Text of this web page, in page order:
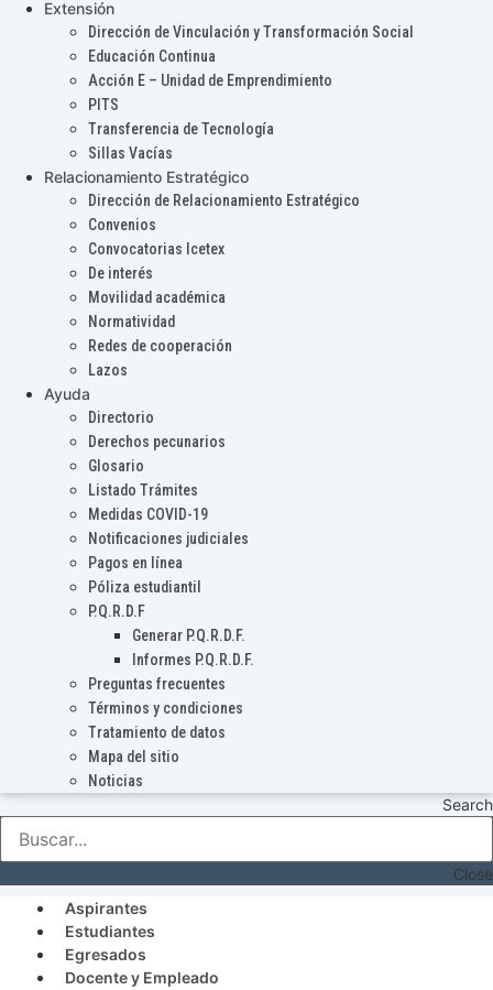
Extensión
Dirección de Vinculación y Transformación Social
Educación Continua
Acción E – Unidad de Emprendimiento
PITS
Transferencia de Tecnología
Sillas Vacías
Relacionamiento Estratégico
Dirección de Relacionamiento Estratégico
Convenios
Convocatorias Icetex
De interés
Movilidad académica
Normatividad
Redes de cooperación
Lazos
Ayuda
Directorio
Derechos pecunarios
Glosario
Listado Trámites
Medidas COVID-19
Notificaciones judiciales
Pagos en línea
Póliza estudiantil
P.Q.R.D.F
Generar P.Q.R.D.F.
Informes P.Q.R.D.F.
Preguntas frecuentes
Términos y condiciones
Tratamiento de datos
Mapa del sitio
Noticias
Search
Close
Aspirantes
Estudiantes
Egresados
Docente y Empleado